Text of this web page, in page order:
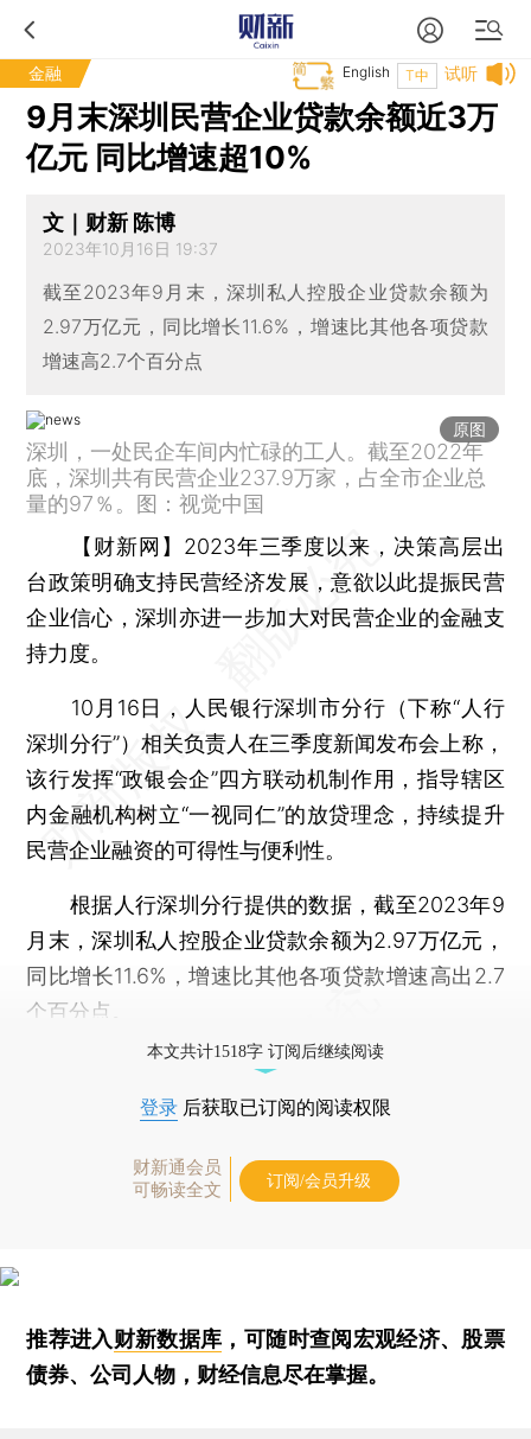
金融 试听
T中
English
9月末深圳民营企业贷款余额近3万
亿元 同比增速超10%
文｜财新 陈博
2023年10月16日 19:37
截至2023年9月末，深圳私人控股企业贷款余额为
2.97万亿元，同比增长11.6%，增速比其他各项贷款
增速高2.7个百分点
原图
深圳，一处民企车间内忙碌的工人。截至2022年
底，深圳共有民营企业237.9万家，占全市企业总
量的97％。图：视觉中国
【财新网】 2023年三季度以来，决策高层出
台政策明确支持民营经济发展，意欲以此提振民营
企业信心，深圳亦进一步加大对民营企业的金融支
持力度。
10月16日，人民银行深圳市分行（下称“人行
深圳分行”）相关负责人在三季度新闻发布会上称，
该行发挥“政银会企”四方联动机制作用，指导辖区
内金融机构树立“一视同仁”的放贷理念，持续提升
民营企业融资的可得性与便利性。
根据人行深圳分行提供的数据，截至2023年9
月末，深圳私人控股企业贷款余额为2.97万亿元，
同比增长11.6%，增速比其他各项贷款增速高出2.7
个百分点。
本文共计1518字 订阅后继续阅读
登录 后获取已订阅的阅读权限
财新通会员
可畅读全文
订阅/会员升级
推荐进入财新数据库 ，可随时查阅宏观经济、股票
债券、公司人物，财经信息尽在掌握。